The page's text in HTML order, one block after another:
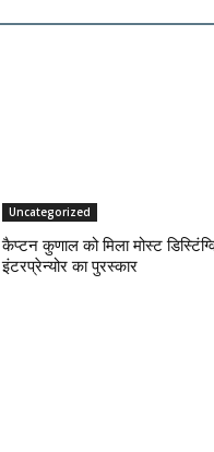
Uncategorized
कैप्टन कुणाल को मिला मोस्ट
इंटरप्रेन्योर का पुरस्कार